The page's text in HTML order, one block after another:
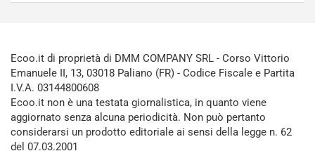
Ecoo.it di proprietà di DMM COMPANY SRL - Corso Vittorio
Emanuele II, 13, 03018 Paliano (FR) - Codice Fiscale e Partita
I.V.A. 03144800608
Ecoo.it non è una testata giornalistica, in quanto viene
aggiornato senza alcuna periodicità. Non può pertanto
considerarsi un prodotto editoriale ai sensi della legge n. 62
del 07.03.2001